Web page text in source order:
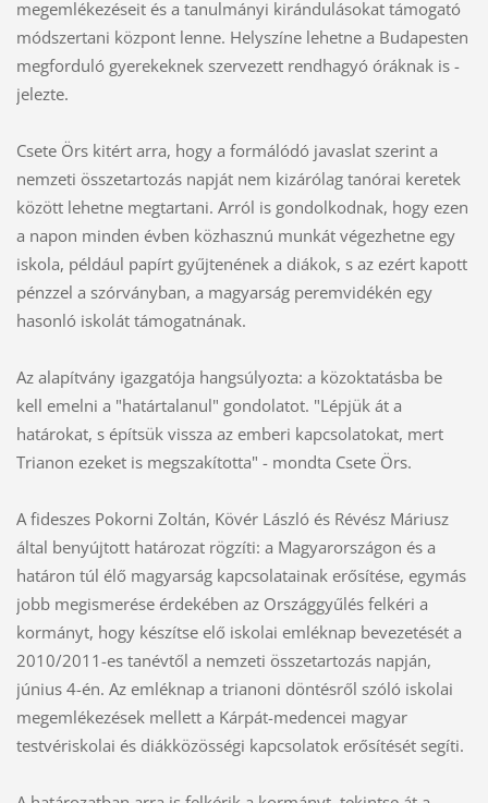
megemlékezéseit és a tanulmányi kirándulásokat támogató
módszertani központ lenne. Helyszíne lehetne a Budapesten
megforduló gyerekeknek szervezett rendhagyó óráknak is -
jelezte.
Csete Örs kitért arra, hogy a formálódó javaslat szerint a
nemzeti összetartozás napját nem kizárólag tanórai keretek
között lehetne megtartani. Arról is gondolkodnak, hogy ezen
a napon minden évben közhasznú munkát végezhetne egy
iskola, például papírt gyűjtenének a diákok, s az ezért kapott
pénzzel a szórványban, a magyarság peremvidékén egy
hasonló iskolát támogatnának.
Az alapítvány igazgatója hangsúlyozta: a közoktatásba be
kell emelni a "határtalanul" gondolatot. "Lépjük át a
határokat, s építsük vissza az emberi kapcsolatokat, mert
Trianon ezeket is megszakította" - mondta Csete Örs.
A fideszes Pokorni Zoltán, Kövér László és Révész Máriusz
által benyújtott határozat rögzíti: a Magyarországon és a
határon túl élő magyarság kapcsolatainak erősítése, egymás
jobb megismerése érdekében az Országgyűlés felkéri a
kormányt, hogy készítse elő iskolai emléknap bevezetését a
2010/2011-es tanévtől a nemzeti összetartozás napján,
június 4-én. Az emléknap a trianoni döntésről szóló iskolai
megemlékezések mellett a Kárpát-medencei magyar
testvériskolai és diákközösségi kapcsolatok erősítését segíti.